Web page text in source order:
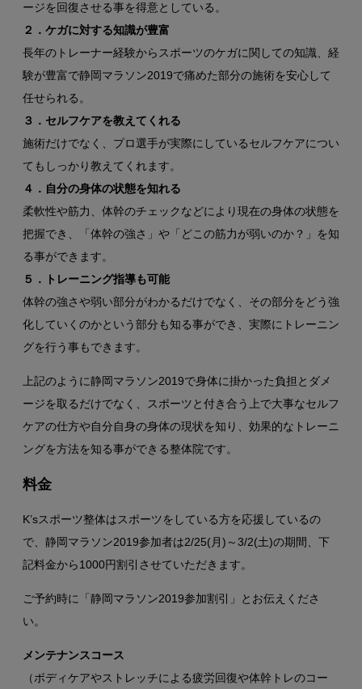
ージを回復させる事を得意としている。
２．ケガに対する知識が豊富
長年のトレーナー経験からスポーツのケガに関しての知識、経
験が豊富で静岡マラソン2019で痛めた部分の施術を安心して
任せられる。
３．セルフケアを教えてくれる
施術だけでなく、プロ選手が実際にしているセルフケアについ
てもしっかり教えてくれます。
４．自分の身体の状態を知れる
柔軟性や筋力、体幹のチェックなどにより現在の身体の状態を
把握でき、「体幹の強さ」や「どこの筋力が弱いのか？」を知
る事ができます。
５．トレーニング指導も可能
体幹の強さや弱い部分がわかるだけでなく、その部分をどう強
化していくのかという部分も知る事ができ、実際にトレーニン
グを行う事もできます。
上記のように静岡マラソン2019で身体に掛かった負担とダメ
ージを取るだけでなく、スポーツと付き合う上で大事なセルフ
ケアの仕方や自分自身の身体の現状を知り、効果的なトレーニ
ングを方法を知る事ができる整体院です。
料金
K’sスポーツ整体はスポーツをしている方を応援しているの
で、静岡マラソン2019参加者は2/25(月)～3/2(土)の期間、下
記料金から1000円割引させていただきます。
ご予約時に「静岡マラソン2019参加割引」とお伝えくださ
い。
メンテナンスコース
（ボディケアやストレッチによる疲労回復や体幹トレのコー